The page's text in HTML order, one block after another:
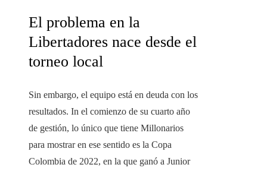
El problema en la
Libertadores nace desde el
torneo local
Sin embargo, el equipo está en deuda con los
resultados. In el comienzo de su cuarto año
de gestión, lo único que tiene Millonarios
para mostrar en ese sentido es la Copa
Colombia de 2022, en la que ganó a Junior